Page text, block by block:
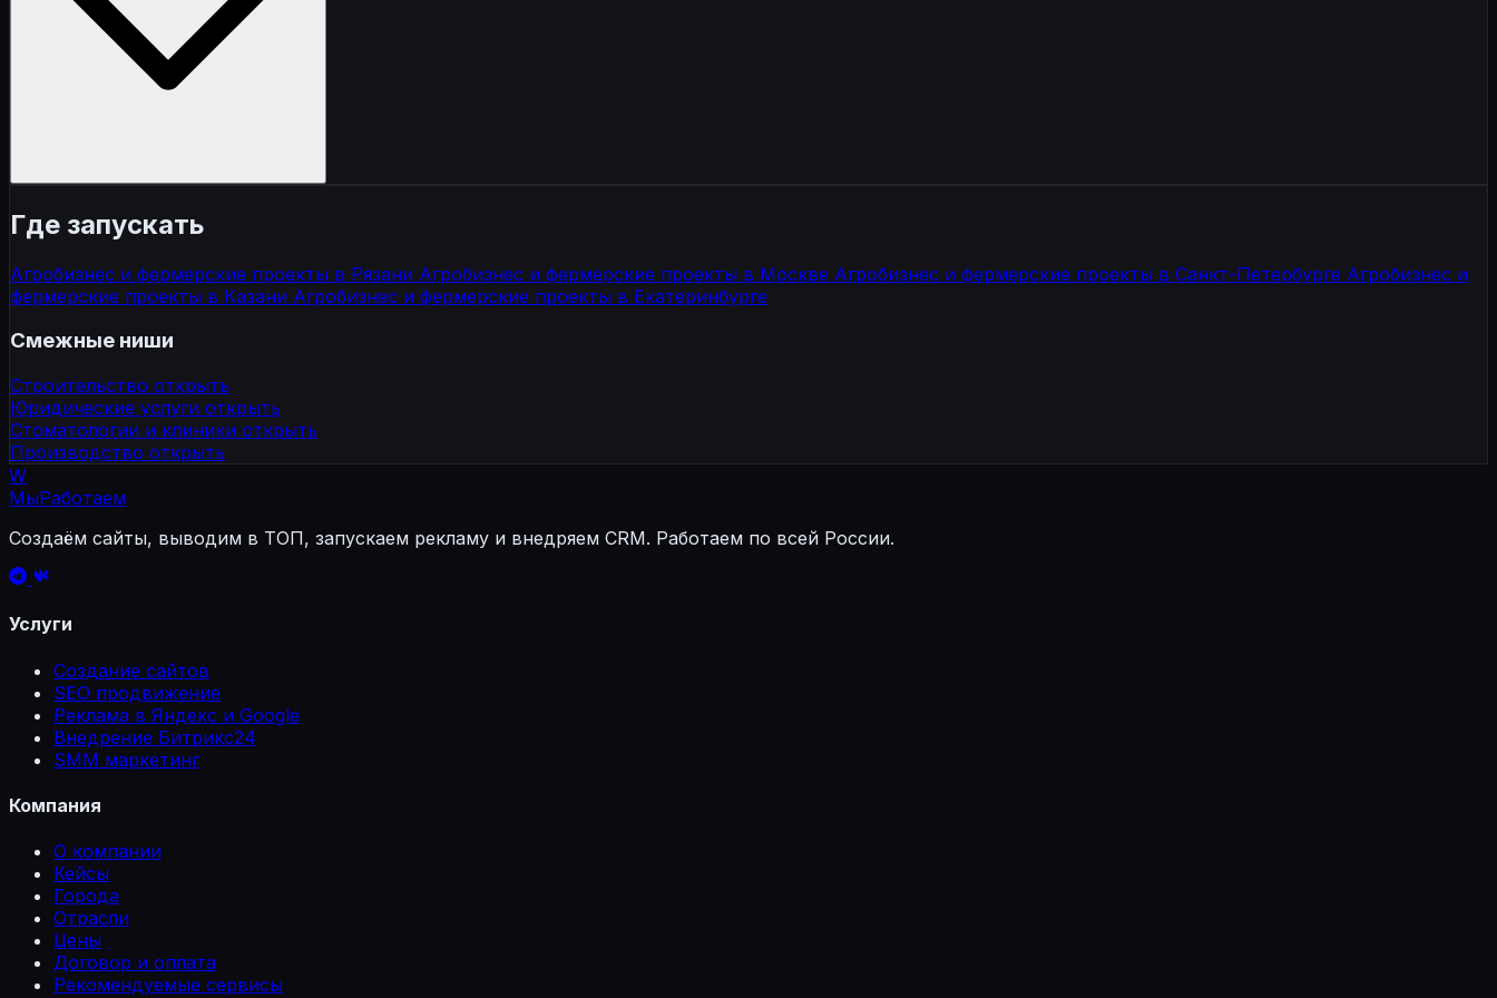
устаревшая упаковка, сложный B2B-продукт, маркетинг не связан с отделом продаж. Мы строим структуру проекта именно вокруг этих узких мест.
Где запускать
Агробизнес и фермерские проекты в Рязани Агробизнес и фермерские проекты в Москве Агробизнес и фермерские проекты в Санкт-Петербурге Агробизнес и
фермерские проекты в Казани Агробизнес и фермерские проекты в Екатеринбурге
Смежные ниши
Строительство открыть
Юридические услуги открыть
Стоматологии и клиники открыть
Производство открыть
W
МыРаботаем
Создаём сайты, выводим в ТОП, запускаем рекламу и внедряем CRM. Работаем по всей России.
Услуги
Создание сайтов
SEO продвижение
Реклама в Яндекс и Google
Внедрение Битрикс24
SMM маркетинг
Компания
О компании
Кейсы
Города
Отрасли
Цены
Договор и оплата
Рекомендуемые сервисы